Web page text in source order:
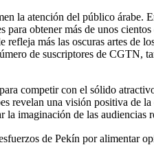
la atención del público
para obtener más de unos
refleja más las oscuras artes de
de suscriptores de CGTN,
competir con el sólido
revelan una visión positiva
imaginación de las audiencias
de Pekín por alimentar